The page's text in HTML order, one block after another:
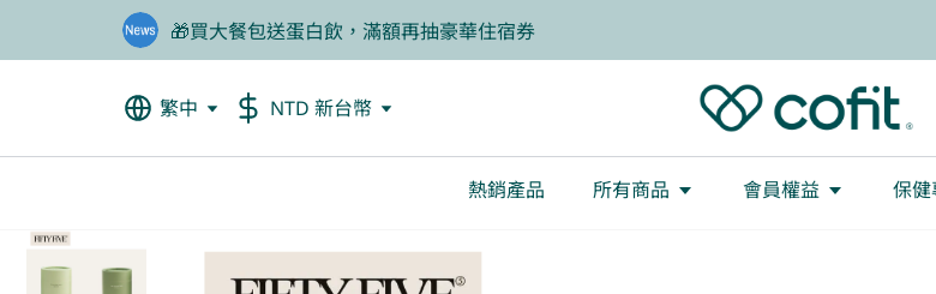
🎁買大餐包送蛋白飲，滿額再抽豪華住宿券
❤️老爸我來守護，專區商品任2件88折
繁中 NTD 新台幣
熱銷產品 所有商品 會員權益 保健